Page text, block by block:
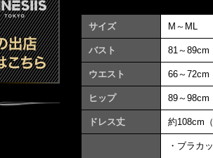
サイズ M～ML
バスト 81～89cm
ウエスト 66～72cm
ヒップ 89～98cm
ドレス丈 約108cm
・ブラカ